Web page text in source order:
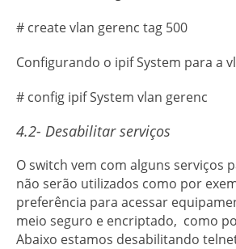
# create vlan gerenc tag 500
Configurando o ipif System para a
# config ipif System vlan gerenc
4.2- Desabilitar serviços
O switch vem com alguns serviços
não serão utilizados como por
preferência para acessar
meio seguro e encriptado, como
Abaixo estamos desabilitando